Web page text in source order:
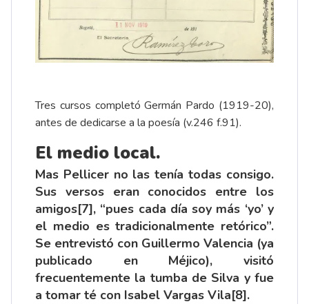
Tres cursos completó Germán Pardo (1919-20),
antes de dedicarse a la poesía (v.246 f.91).
El medio local.
Mas Pellicer no las tenía todas consigo.
Sus versos eran conocidos entre los
amigos[7], “pues cada día soy más ‘yo’ y
el medio es tradicionalmente retórico”.
Se entrevistó con Guillermo Valencia (ya
publicado en Méjico), visitó
frecuentemente la tumba de Silva y fue
a tomar té con Isabel Vargas Vila[8].